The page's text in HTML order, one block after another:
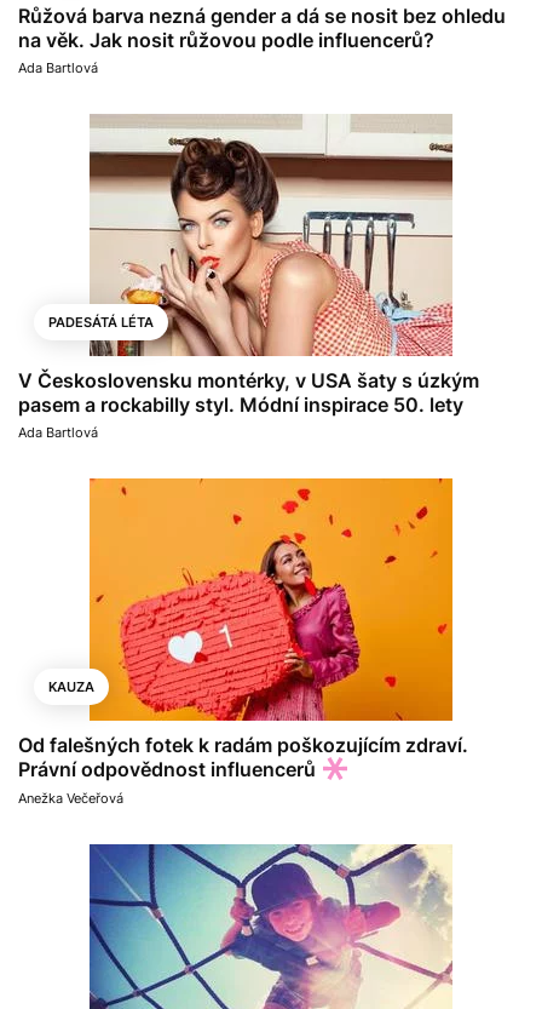
Růžová barva nezná gender a dá se nosit bez ohledu
na věk. Jak nosit růžovou podle influencerů?
Ada Bartlová
PADESÁTÁ LÉTA
V Československu montérky, v USA šaty s úzkým
pasem a rockabilly styl. Módní inspirace 50. lety
Ada Bartlová
KAUZA
Od falešných fotek k radám poškozujícím zdraví.
Právní odpovědnost influencerů
Anežka Večeřová